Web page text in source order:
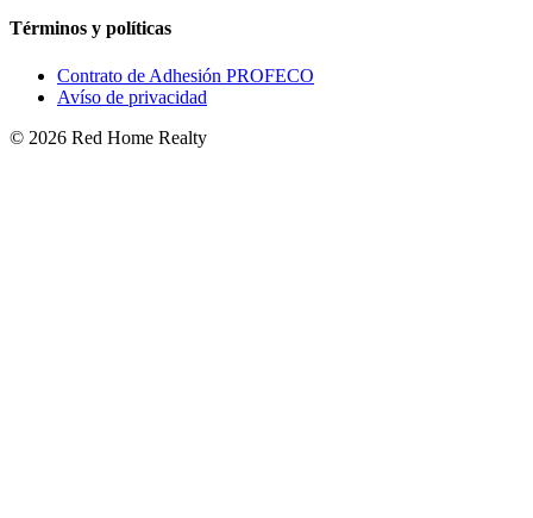
Términos y políticas
Contrato de Adhesión PROFECO
Avíso de privacidad
© 2026 Red Home Realty